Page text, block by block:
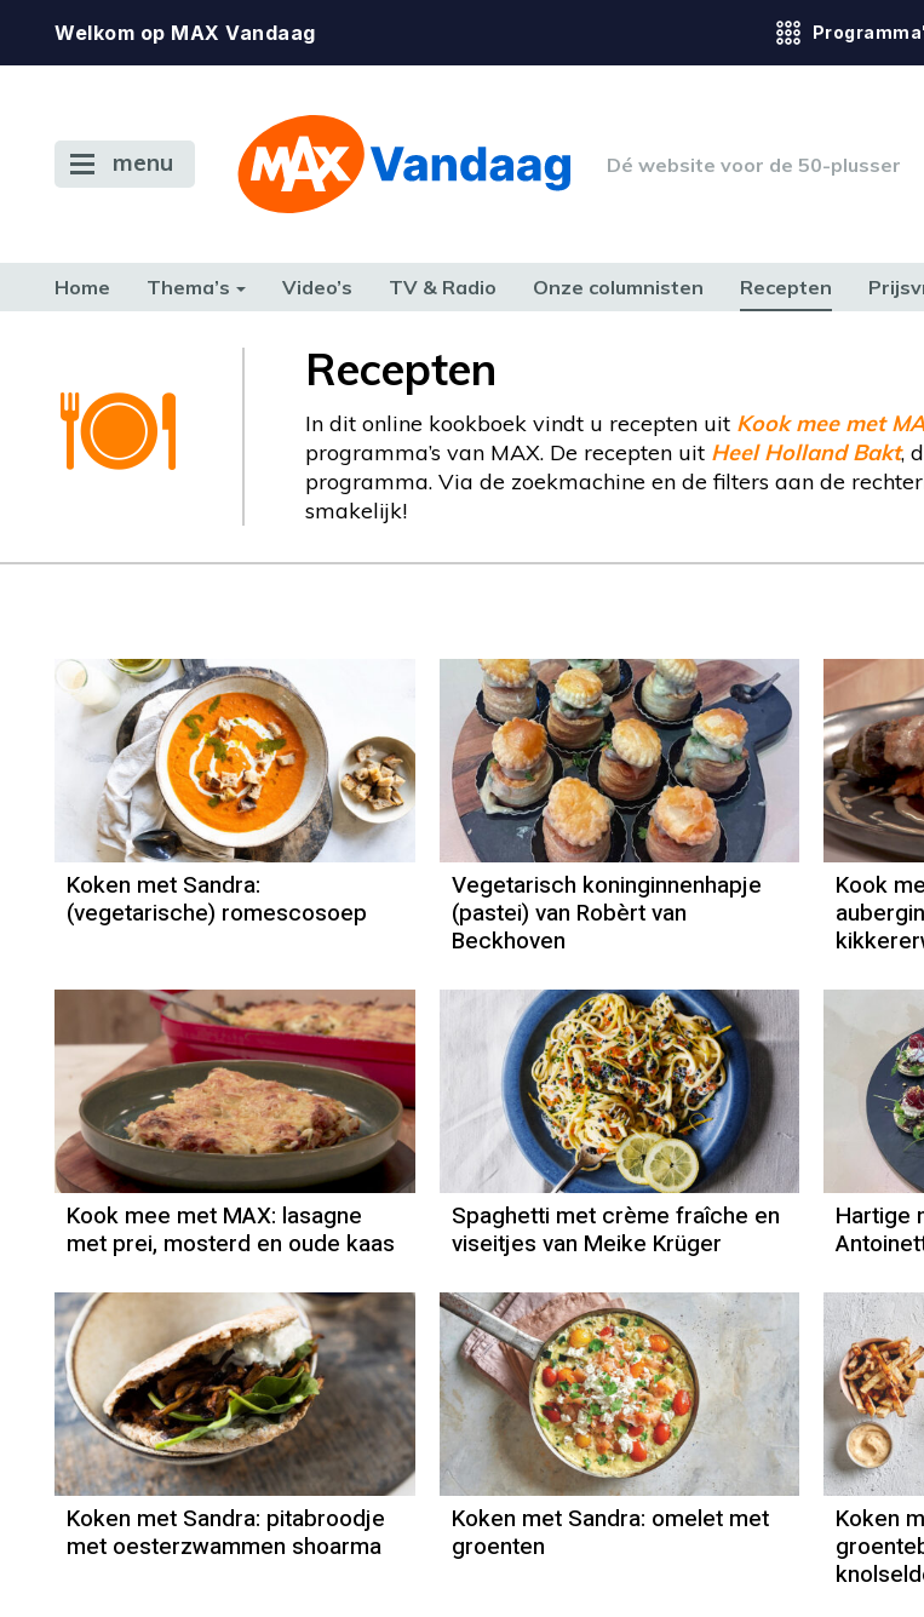
Welkom op MAX Vandaag
menu Dé website voor de 50-plusser
Home Thema’s Video’s TV & Radio Onze columnisten Recepten
Recepten
In dit online kookboek vindt u recepten uit Kook mee met
programma’s van MAX. De recepten uit Heel Holland Bakt,
programma. Via de zoekmachine en de filters aan de
smakelijk!
Koken met Sandra:
(vegetarische) romescosoep
Recept
Robèrt van
Beckhoven
Vegetarisch koninginnenhapje
(pastei) van Robèrt van
Beckhoven
Kook
Kook mee met MAX: lasagne
met prei, mosterd en oude kaas
Spaghetti met crème fraîche en
viseitjes van Meike Krüger
Hartige
Koken met Sandra: pitabroodje
met oesterzwammen shoarma
Koken met Sandra: omelet met
groenten
Koken